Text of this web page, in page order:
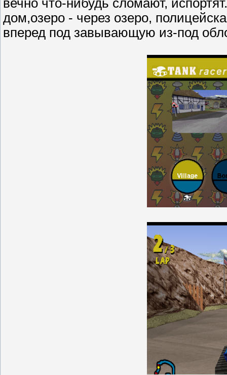
вечно что-нибудь сломают,
дом,озеро - через озеро,
вперед под завывающую из-под